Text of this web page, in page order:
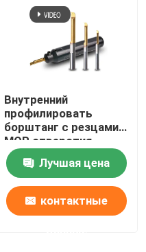
Внутренний
профилировать
борштанг с резцами
MQR отверстия
борштанг с резцами
карбида крошечный
Лучшая цена
контактные